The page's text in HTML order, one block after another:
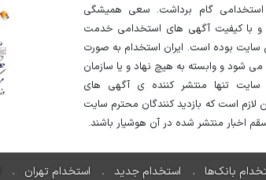
گام برداشت. سعی همیشگی
و با کیفیت آگهی های استخدامی خدمت
سایت بوده است. ایران استخدام به صورت
شود و وابسته به هیچ نهاد و یا سازمان
سایت تنها منتشر کننده ی آگهی های
لازم است که بازدید کنندگان محترم سایت
منتشر شده در آن هوشیار باشند.
بانک‌ها استخدام جدید استخدام تهران